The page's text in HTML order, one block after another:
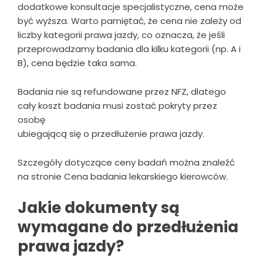
dodatkowe konsultacje specjalistyczne, cena może
być wyższa. Warto pamiętać, że cena nie zależy od
liczby kategorii prawa jazdy, co oznacza, że jeśli
przeprowadzamy badania dla kilku kategorii (np. A i
B), cena będzie taka sama.
Badania nie są refundowane przez NFZ, dlatego
cały koszt badania musi zostać pokryty przez
osobę
ubiegającą się o przedłużenie prawa jazdy.
Szczegóły dotyczące ceny badań można znaleźć
na stronie Cena badania lekarskiego kierowców.
Jakie dokumenty są
wymagane do przedłużenia
prawa jazdy?